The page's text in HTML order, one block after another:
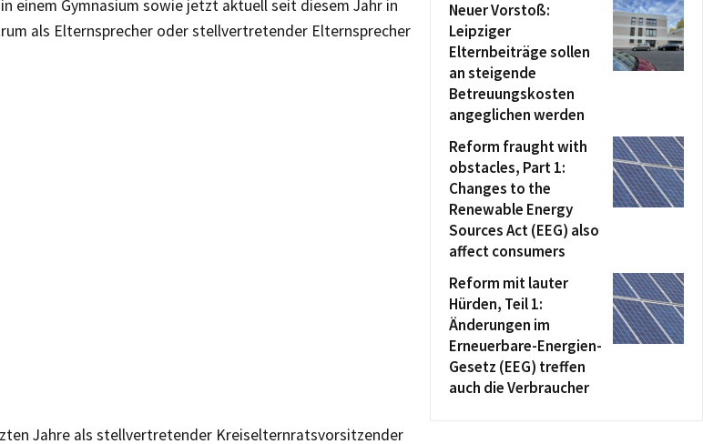
einem Gymnasium sowie jetzt aktuell seit diesem Jahr in
als Elternsprecher oder stellvertretender Elternsprecher
Jahre als stellvertretender Kreiselternratsvorsitzender
Neuer Vorstoß:
Leipziger
Elternbeiträge sollen
an steigende
Betreuungskosten
angeglichen werden
Reform fraught with
obstacles, Part 1:
Changes to the
Renewable Energy
Sources Act (EEG) also
affect consumers
Reform mit lauter
Hürden, Teil 1:
Änderungen im
Erneuerbare-Energien-
Gesetz (EEG) treffen
auch die Verbraucher